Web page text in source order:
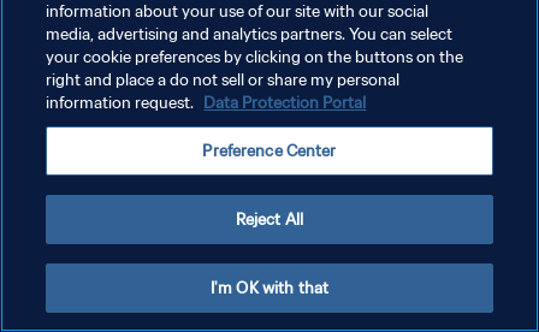
POLITIQUE DE CONFIDENTIALITÉ
CONDITIONS D'UTILISATION
GÉRER VOS PRÉFÉRENCES SUR LES COOKIES
information about your use of our site with our social
media, advertising and analytics partners. You can select
your cookie preferences by clicking on the buttons on the
right and place a do not sell or share my personal
information request. Data Protection Portal
Preference Center
Reject All
I'm OK with that